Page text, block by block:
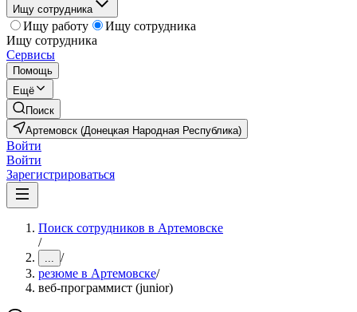
Ищу сотрудника
Ищу работу
Ищу сотрудника
Ищу сотрудника
Сервисы
Помощь
Ещё
Поиск
Артемовск (Донецкая Народная Республика)
Войти
Войти
Зарегистрироваться
Поиск сотрудников в Артемовске
/
... /
резюме в Артемовске/
веб-программист (junior)